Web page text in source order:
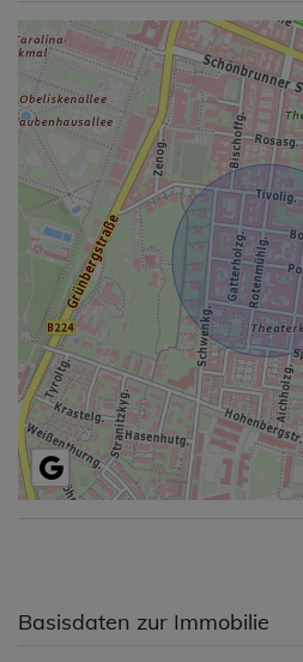
Basisdaten zur Immobilie